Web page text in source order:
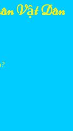
Vật Dân